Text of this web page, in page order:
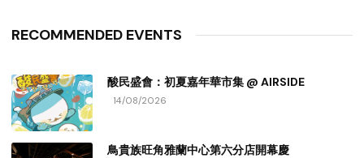
RECOMMENDED EVENTS
酸民盛會：初夏嘉年華市集 @ AIRSIDE
14/08/2026
鳥貴族旺角雅蘭中心第六分店開幕慶